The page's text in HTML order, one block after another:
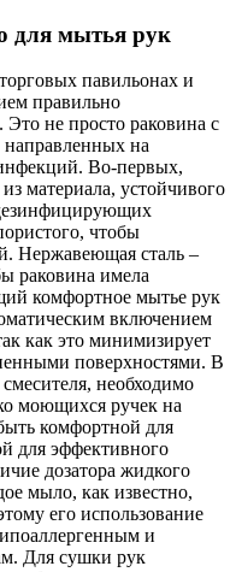
для мытья рук
павильонах и
правильно
не просто раковина с
направленных на
Во-первых,
материала, устойчивого
чтобы
Нержавеющая сталь –
раковина имела
комфортное мытье рук
включением
как это минимизирует
поверхностями. В
смесителя, необходимо
моющихся ручек на
комфортной для
для эффективного
дозатора жидкого
мыло, как известно,
его использование
и
Для сушки рук